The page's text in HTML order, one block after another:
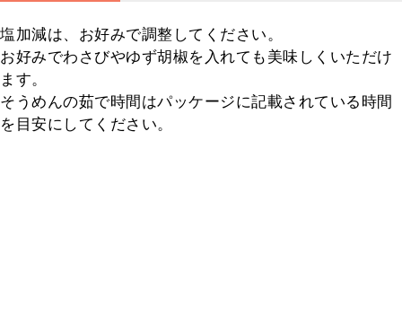
塩加減は、お好みで調整してください。
お好みでわさびやゆず胡椒を入れても美味しくいただけ
ます。
そうめんの茹で時間はパッケージに記載されている時間
を目安にしてください。